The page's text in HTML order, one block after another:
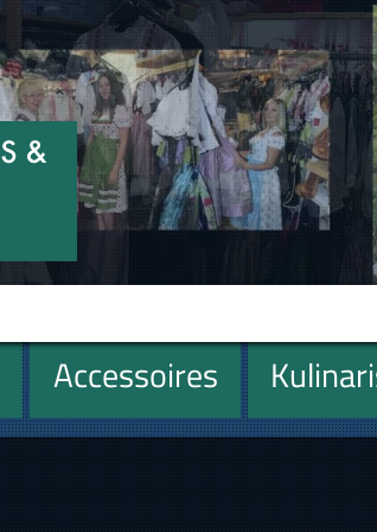
Accessoires